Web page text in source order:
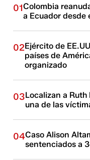
01Colombia
a Ecuador desde
02Ejército de
países de
organizado
03Localizan a
una de las
04Caso Alison
sentenciados a